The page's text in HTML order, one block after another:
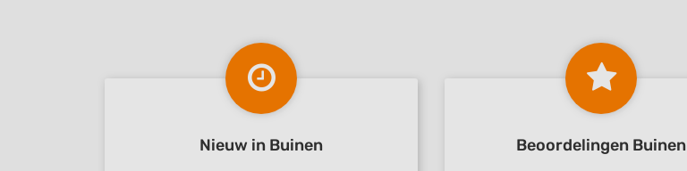
Nieuw in Buinen Beoordelingen Buinen